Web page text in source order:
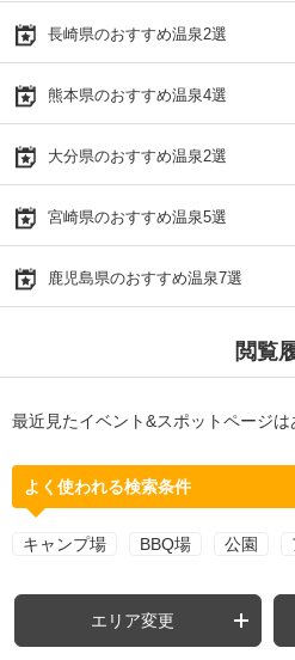
長崎県のおすすめ温泉2選
熊本県のおすすめ温泉4選
大分県のおすすめ温泉2選
宮崎県のおすすめ温泉5選
鹿児島県のおすすめ温泉7選
閲覧
最近見たイベント&スポットページは
よく使われる検索条件
キャンプ場 BBQ場 公園
エリア変更